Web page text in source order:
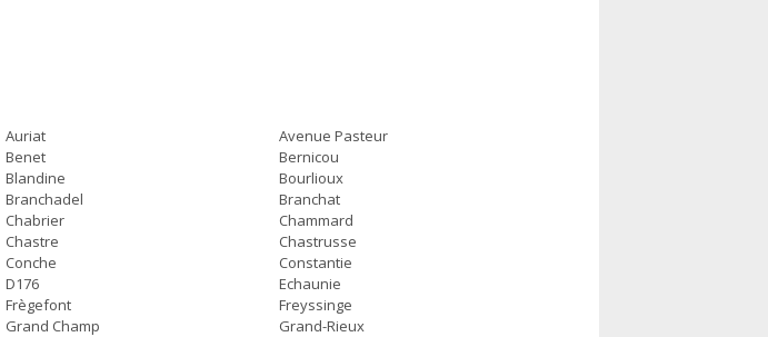
Auriat
Avenue Pasteur
Benet
Bernicou
Blandine
Bourlioux
Branchadel
Branchat
Chabrier
Chammard
Chastre
Chastrusse
Conche
Constantie
D176
Echaunie
Frègefont
Freyssinge
Grand Champ Grand-Rieux